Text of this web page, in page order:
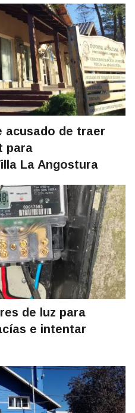
acusado de traer
para
La Angostura
de luz para
e intentar